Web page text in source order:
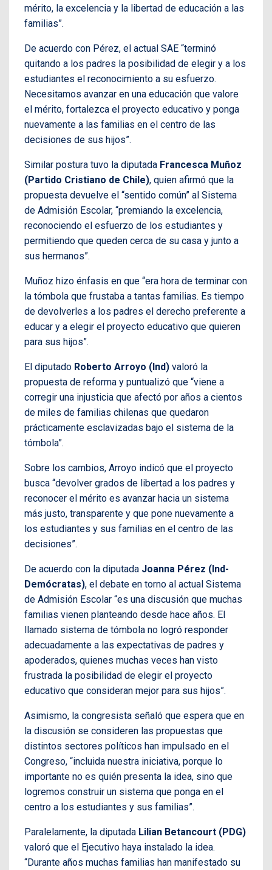
mérito, la excelencia y la libertad de educación a las
familias”.
De acuerdo con Pérez, el actual SAE “terminó
quitando a los padres la posibilidad de elegir y a los
estudiantes el reconocimiento a su esfuerzo.
Necesitamos avanzar en una educación que valore
el mérito, fortalezca el proyecto educativo y ponga
nuevamente a las familias en el centro de las
decisiones de sus hijos”.
Similar postura tuvo la diputada Francesca Muñoz
(Partido Cristiano de Chile), quien afirmó que la
propuesta devuelve el “sentido común” al Sistema
de Admisión Escolar, “premiando la excelencia,
reconociendo el esfuerzo de los estudiantes y
permitiendo que queden cerca de su casa y junto a
sus hermanos”.
Muñoz hizo énfasis en que “era hora de terminar con
la tómbola que frustaba a tantas familias. Es tiempo
de devolverles a los padres el derecho preferente a
educar y a elegir el proyecto educativo que quieren
para sus hijos”.
El diputado Roberto Arroyo (Ind) valoró la
propuesta de reforma y puntualizó que “viene a
corregir una injusticia que afectó por años a cientos
de miles de familias chilenas que quedaron
prácticamente esclavizadas bajo el sistema de la
tómbola”.
Sobre los cambios, Arroyo indicó que el proyecto
busca “devolver grados de libertad a los padres y
reconocer el mérito es avanzar hacia un sistema
más justo, transparente y que pone nuevamente a
los estudiantes y sus familias en el centro de las
decisiones”.
De acuerdo con la diputada Joanna Pérez (Ind-
Demócratas), el debate en torno al actual Sistema
de Admisión Escolar “es una discusión que muchas
familias vienen planteando desde hace años. El
llamado sistema de tómbola no logró responder
adecuadamente a las expectativas de padres y
apoderados, quienes muchas veces han visto
frustrada la posibilidad de elegir el proyecto
educativo que consideran mejor para sus hijos”.
Asimismo, la congresista señaló que espera que en
la discusión se consideren las propuestas que
distintos sectores políticos han impulsado en el
Congreso, “incluida nuestra iniciativa, porque lo
importante no es quién presenta la idea, sino que
logremos construir un sistema que ponga en el
centro a los estudiantes y sus familias”.
Paralelamente, la diputada Lilian Betancourt (PDG)
valoró que el Ejecutivo haya instalado la idea.
“Durante años muchas familias han manifestado su